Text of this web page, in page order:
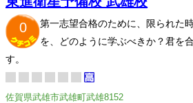
0
第一志望合格のために、限られた
を、どのように学ぶべきか？君を
す。
佐賀県武雄市武雄町武雄8152